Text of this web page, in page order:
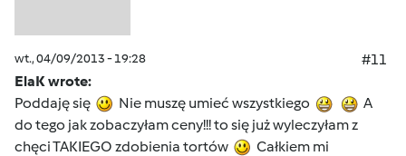
wt., 04/09/2013 - 19:28
#11
ElaK wrote:
Poddaję się
Nie muszę umieć wszystkiego
A
do tego jak zobaczyłam ceny!!! to się już wyleczyłam z
chęci TAKIEGO zdobienia tortów
Całkiem mi